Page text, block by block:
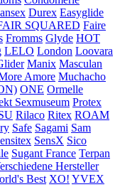
Durex Easyglide
SQUARED Faire
Fromms Glyde HOT
LELO London Loovara
Manix Masculan
Amore Muchacho
ONE Ormelle
Sexmuseum Protex
Rilaco Ritex ROAM
Safe Sagami Sam
SensX Sico
Sugant France Terpan
Hersteller
Best XO! YVEX